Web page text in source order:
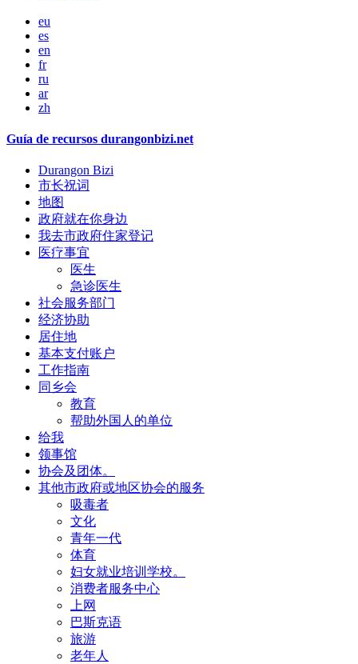
eu
es
en
fr
ru
ar
zh
Guía de recursos durangonbizi.net
Durangon Bizi
市长祝词
地图
政府就在你身边
我去市政府住家登记
医疗事宜
医生
急诊医生
社会服务部门
经济协助
居住地
基本支付账户
工作指南
同乡会
教育
帮助外国人的单位
给我
领事馆
协会及团体。
其他市政府或地区协会的服务
吸毒者
文化
青年一代
体育
妇女就业培训学校。
消费者服务中心
上网
巴斯克语
旅游
老年人